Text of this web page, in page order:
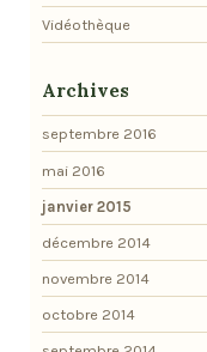
Vidéothèque
Archives
septembre 2016
mai 2016
janvier 2015
décembre 2014
novembre 2014
octobre 2014